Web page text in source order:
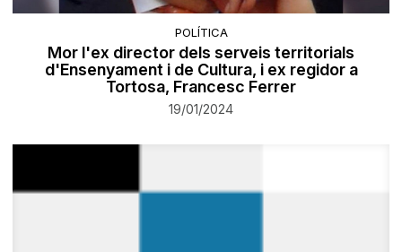
POLÍTICA
Mor l'ex director dels serveis territorials
d'Ensenyament i de Cultura, i ex regidor a
Tortosa, Francesc Ferrer
19/01/2024